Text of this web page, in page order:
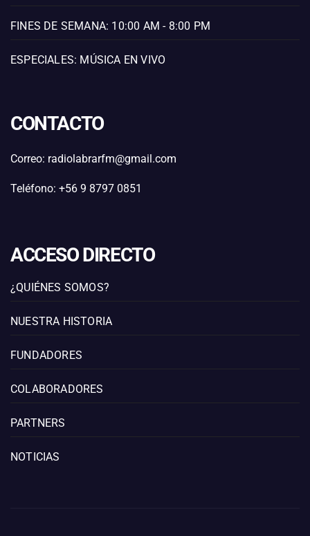
FINES DE SEMANA: 10:00 AM - 8:00 PM
ESPECIALES: MÚSICA EN VIVO
CONTACTO
Correo: radiolabrarfm@gmail.com
Teléfono: +56 9 8797 0851
ACCESO DIRECTO
¿QUIÉNES SOMOS?
NUESTRA HISTORIA
FUNDADORES
COLABORADORES
PARTNERS
NOTICIAS